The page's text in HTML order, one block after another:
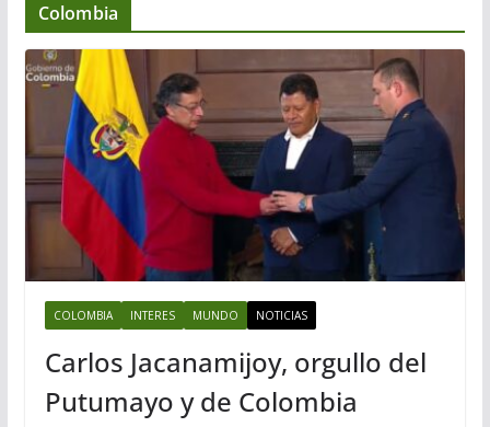
Colombia
COLOMBIA INTERES MUNDO NOTICIAS
Carlos Jacanamijoy, orgullo del
Putumayo y de Colombia